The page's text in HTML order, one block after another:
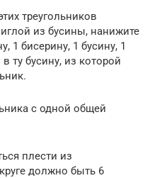
треугольников
из бусины, нанижите
1 бисерину, 1 бусину, 1
ту бусину, из которой
с одной общей
плести из
должно быть 6